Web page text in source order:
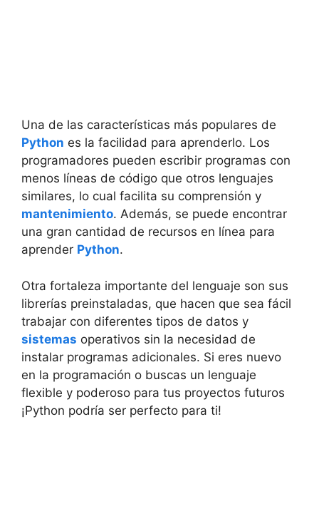
Una de las características más populares de
Python es la facilidad para aprenderlo. Los
programadores pueden escribir programas con
menos líneas de código que otros lenguajes
similares, lo cual facilita su comprensión y
mantenimiento. Además, se puede encontrar
una gran cantidad de recursos en línea para
aprender Python.
Otra fortaleza importante del lenguaje son sus
librerías preinstaladas, que hacen que sea fácil
trabajar con diferentes tipos de datos y
sistemas operativos sin la necesidad de
instalar programas adicionales. Si eres nuevo
en la programación o buscas un lenguaje
flexible y poderoso para tus proyectos futuros
¡Python podría ser perfecto para ti!